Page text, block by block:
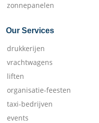
zonnepanelen
Our Services
drukkerijen
vrachtwagens
liften
organisatie-feesten
taxi-bedrijven
events